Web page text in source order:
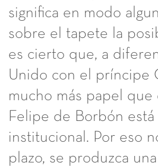
significa en modo
sobre el tapete la
es cierto que, a
Unido con el príncipe
mucho más papel
Felipe de Borbón
institucional. Por eso
plazo, se produzca